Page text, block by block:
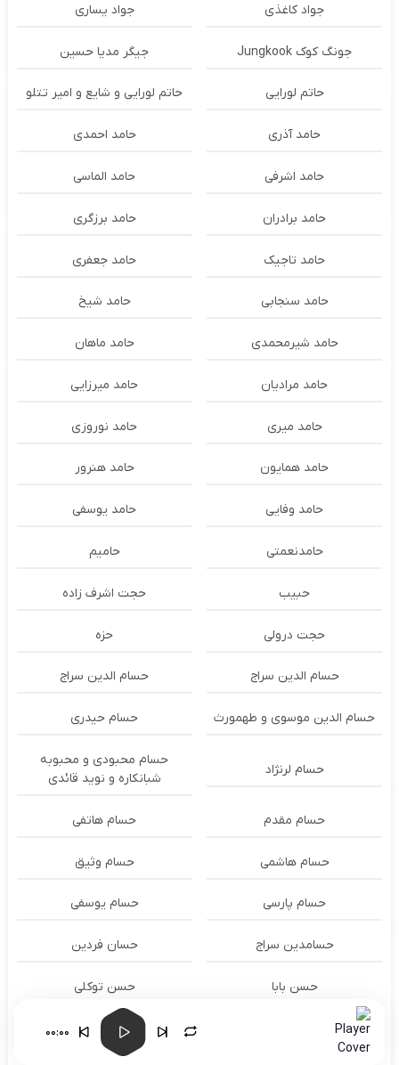
جواد کاغذی جواد یساری
جونگ کوک Jungkook جیگر مدیا حسین
حاتم لورایی حاتم لورایی و شایع و امیر تتلو
حامد آذری حامد احمدی
حامد اشرفی حامد الماسی
حامد برادران حامد برزگری
حامد تاجیک حامد جعفری
حامد سنجابی حامد شیخ
حامد شیرمحمدی حامد ماهان
حامد مرادیان حامد میرزایی
حامد میری حامد نوروزی
حامد همایون حامد هنرور
حامد وفایی حامد یوسفی
حامدنعمتی حامیم
حبیب حجت اشرف زاده
حجت درولی حزه
حسام الدين سراج حسام الدین سراج
حسام الدین موسوی و طهمورث حسام حیدری
حسام لرنژاد
حسام محبودی و محبوبه
شبانکاره و نوید قائدی
حسام مقدم حسام هاتفی
حسام هاشمی حسام وثیق
حسام پارسی حسام یوسفی
حسامدین سراج حسان فردین
حسن بابا حسن توکلی
حسن حسینی 00:00